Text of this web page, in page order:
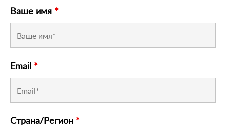
Ваше имя *
Email *
Страна/Регион *